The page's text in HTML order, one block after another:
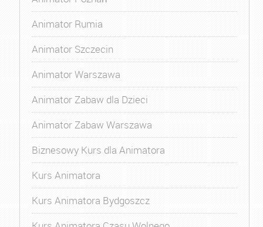
Animator Rumia
Animator Szczecin
Animator Warszawa
Animator Zabaw dla Dzieci
Animator Zabaw Warszawa
Biznesowy Kurs dla Animatora
Kurs Animatora
Kurs Animatora Bydgoszcz